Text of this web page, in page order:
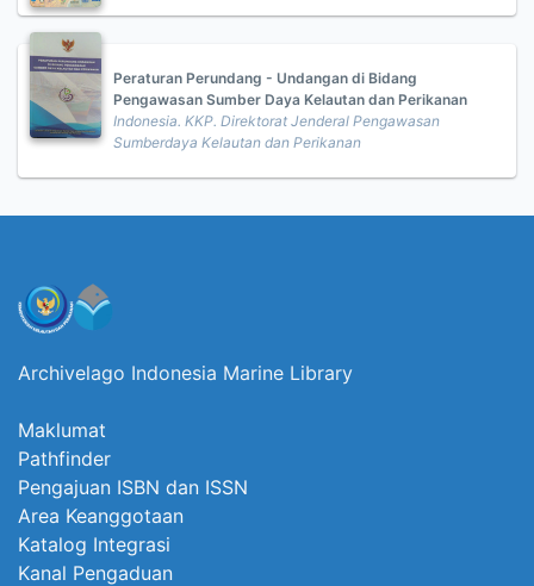
Peraturan Perundang - Undangan di Bidang
Pengawasan Sumber Daya Kelautan dan Perikanan
Indonesia. KKP. Direktorat Jenderal Pengawasan
Sumberdaya Kelautan dan Perikanan
Archivelago Indonesia Marine Library
Maklumat
Pathfinder
Pengajuan ISBN dan ISSN
Area Keanggotaan
Katalog Integrasi
Kanal Pengaduan